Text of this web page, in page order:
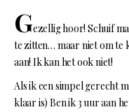
Gezellig hoor! Schuif
te zitten… maar niet om te
aan! Ik kan het ook niet!
Als ik een simpel gerecht
klaar is) Ben ik 3 uur aan